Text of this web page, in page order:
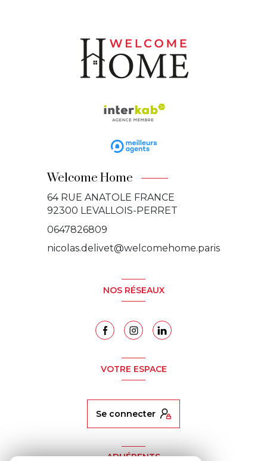
Welcome Home
64 RUE ANATOLE FRANCE
92300 LEVALLOIS-PERRET
0647826809
nicolas.delivet@welcomehome.paris
NOS RÉSEAUX
VOTRE ESPACE
se connecter
ADHÉRENTS